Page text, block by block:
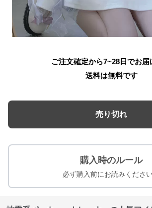
ご注文確定から7~28日でお届
送料は無料です
売り切れ
購入時のルール
必ず購入前にお読みください